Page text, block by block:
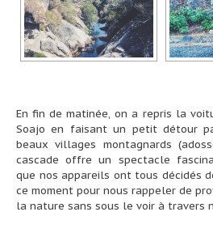
En fin de matinée, on a repris la
Soajo en faisant un petit détour
beaux villages montagnards
cascade offre un spectacle
que nos appareils ont tous décidés
ce moment pour nous rappeler de
la nature sans sous le voir à travers